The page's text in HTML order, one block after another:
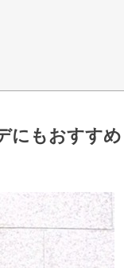
にもおすすめ